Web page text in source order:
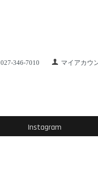
027-346-7010 マイアカウ
Instagram